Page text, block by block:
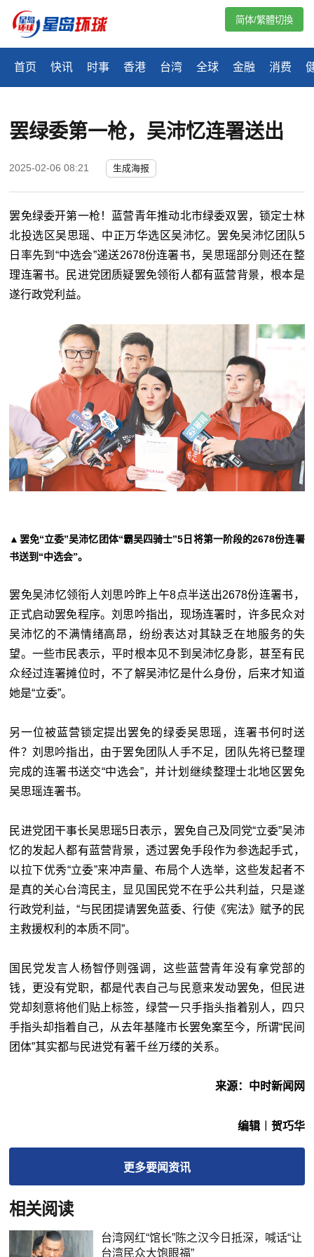
首页 快讯 时事 香港 台湾 全球 金融 消费
简体/繁體切換
罢绿委第一枪，吴沛忆连署送出
2025-02-06 08:21 生成海报
罢免绿委开第一枪！蓝营青年推动北市绿委双罢，锁定士林
北投选区吴思瑶、中正万华选区吴沛忆。罢免吴沛忆团队5
日率先到“中选会”递送2678份连署书，吴思瑶部分则还在整
理连署书。民进党团质疑罢免领衔人都有蓝营背景，根本是
遂行政党利益。
▲罢免“立委”吴沛忆团体“霸吴四骑士”5日将第一阶段的2678份连署
书送到“中选会”。
罢免吴沛忆领衔人刘思吟昨上午8点半送出2678份连署书，
正式启动罢免程序。刘思吟指出，现场连署时，许多民众对
吴沛忆的不满情绪高昂，纷纷表达对其缺乏在地服务的失
望。一些市民表示，平时根本见不到吴沛忆身影，甚至有民
众经过连署摊位时，不了解吴沛忆是什么身份，后来才知道
她是“立委”。
另一位被蓝营锁定提出罢免的绿委吴思瑶，连署书何时送
件？刘思吟指出，由于罢免团队人手不足，团队先将已整理
完成的连署书送交“中选会”，并计划继续整理士北地区罢免
吴思瑶连署书。
民进党团干事长吴思瑶5日表示，罢免自己及同党“立委”吴沛
忆的发起人都有蓝营背景，透过罢免手段作为参选起手式，
以拉下优秀“立委”来冲声量、布局个人选举，这些发起者不
是真的关心台湾民主，显见国民党不在乎公共利益，只是遂
行政党利益，“与民团提请罢免蓝委、行使《宪法》赋予的民
主救援权利的本质不同”。
国民党发言人杨智伃则强调，这些蓝营青年没有拿党部的
钱，更没有党职，都是代表自己与民意来发动罢免，但民进
党却刻意将他们贴上标签，绿营一只手指头指着别人，四只
手指头却指着自己，从去年基隆市长罢免案至今，所谓“民间
团体”其实都与民进党有著千丝万缕的关系。
来源：中时新闻网
编辑︱贺巧华
更多要闻资讯
相关阅读
台湾网红“馆长”陈之汉今日抵深，喊话“让
台湾民众大饱眼福”